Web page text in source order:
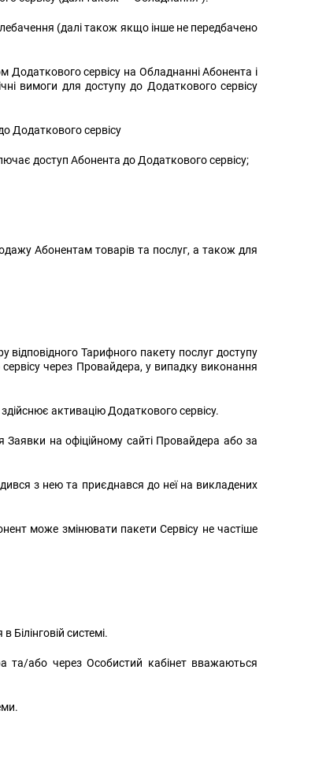
(далі також якщо інше не передбачено
сервісу на Обладнанні Абонента і
вимоги для доступу до Додаткового сервісу
Додаткового сервісу
доступ Абонента до Додаткового сервісу;
Абонентам товарів та послуг, а також для
відповідного Тарифного пакету послуг доступу
через Провайдера, у випадку виконання
активацію Додаткового сервісу.
на офіційному сайті Провайдера або за
з нею та приєднався до неї на викладених
може змінювати пакети Сервісу не частіше
системі.
та/або через Особистий кабінет вважаються